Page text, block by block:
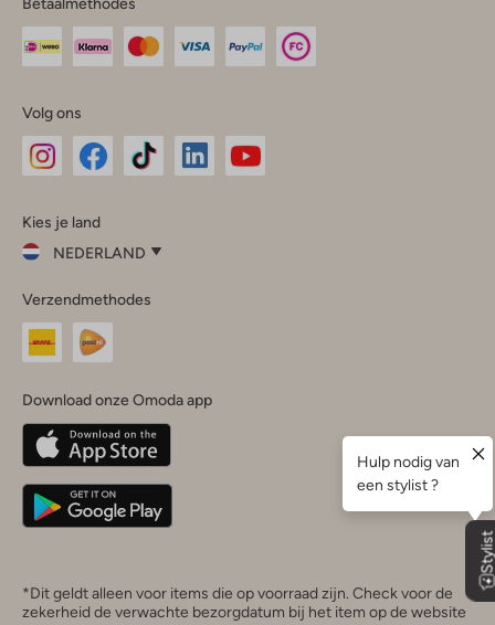
Volg ons
InstagramFacebook
Kies je land
NEDERLAND
je
land
Nederland
Belgique(Français)
Deutschland
Verzendmethodes
Download onze Omoda app
*Dit geldt alleen voor items die op voorraad zijn. Check voor de
zekerheid de verwachte bezorgdatum bij het item op de website